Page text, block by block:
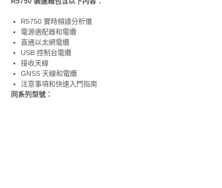
R5750 實時頻譜分析儀
電源適配器和電纜
直通以太網電纜
USB 控制台電纜
接收天線
GNSS 天線和電纜
注意事項和快速入門指南
同系列型號：